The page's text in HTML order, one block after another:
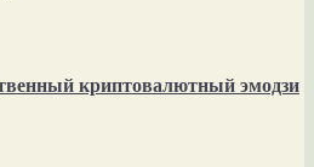
криптовалютный эмодзи